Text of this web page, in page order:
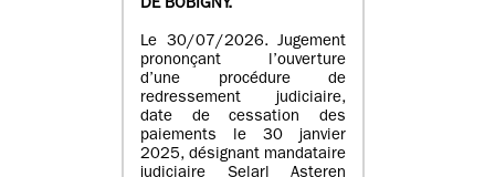
DE BOBIGNY.
Le 30/07/2026. Jugement
prononçant l’ouverture
d’une procédure de
redressement judiciaire,
date de cessation des
paiements le 30 janvier
2025, désignant mandataire